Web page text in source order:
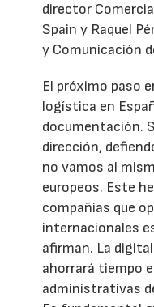
director
Spain y Raquel
y Comunicación
El próximo paso
logística en
documentación.
dirección,
no vamos al
europeos. Este
compañías que
internacionales
afirman. La
ahorrará tiempo
administrativas